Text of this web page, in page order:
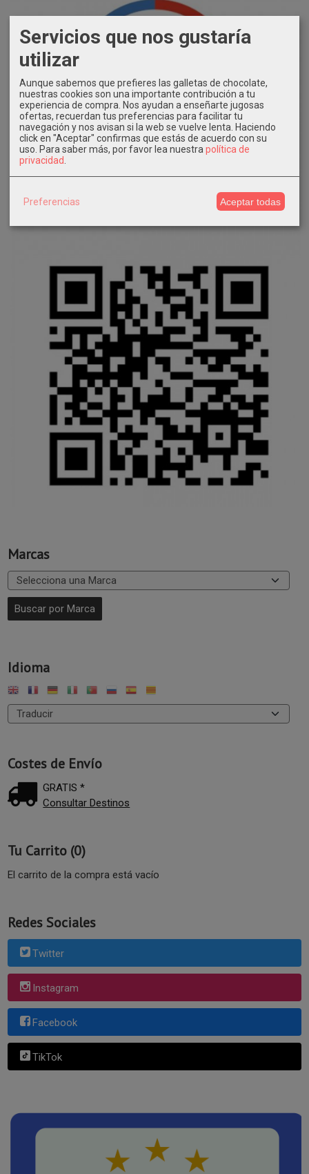
Marcas
Idioma
Costes de Envío
GRATIS *
Consultar Destinos
Tu Carrito (0)
El carrito de la compra está vacío
Redes Sociales
Twitter
Instagram
Facebook
TikTok
Servicios que nos gustaría
utilizar
Aunque sabemos que prefieres las galletas de chocolate,
nuestras cookies son una importante contribución a tu
experiencia de compra. Nos ayudan a enseñarte jugosas
ofertas, recuerdan tus preferencias para facilitar tu
navegación y nos avisan si la web se vuelve lenta. Haciendo
click en "Aceptar" confirmas que estás de acuerdo con su
uso. Para saber más, por favor lea nuestra política de
privacidad
Preferencias Aceptar todas